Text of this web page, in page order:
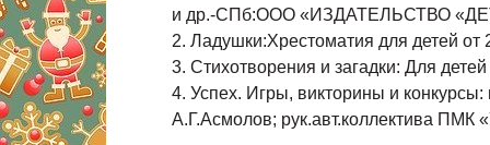
и др.-СПб:ООО «ИЗДАТЕЛЬСТВО
Ладушки:Хрестоматия для детей
Стихотворения и загадки: Для
Успех. Игры, викторины и
А.Г.Асмолов; рук.авт.коллектива